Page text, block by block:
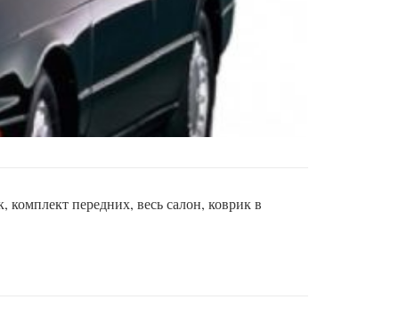
комплект передних, весь салон, коврик в